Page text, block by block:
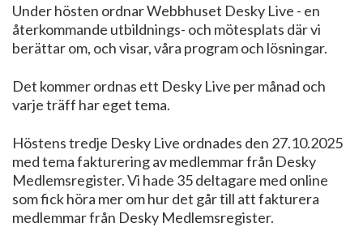
Under hösten ordnar Webbhuset Desky Live - en
återkommande utbildnings- och mötesplats där vi
berättar om, och visar, våra program och lösningar.
Det kommer ordnas ett Desky Live per månad och
varje träff har eget tema.
Höstens tredje Desky Live ordnades den 27.10.2025
med tema fakturering av medlemmar från Desky
Medlemsregister. Vi hade 35 deltagare med online
som fick höra mer om hur det går till att fakturera
medlemmar från Desky Medlemsregister.